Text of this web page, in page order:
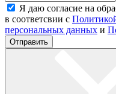
Я даю согласие на
в соответсвии с
персональных данных и
Отправить